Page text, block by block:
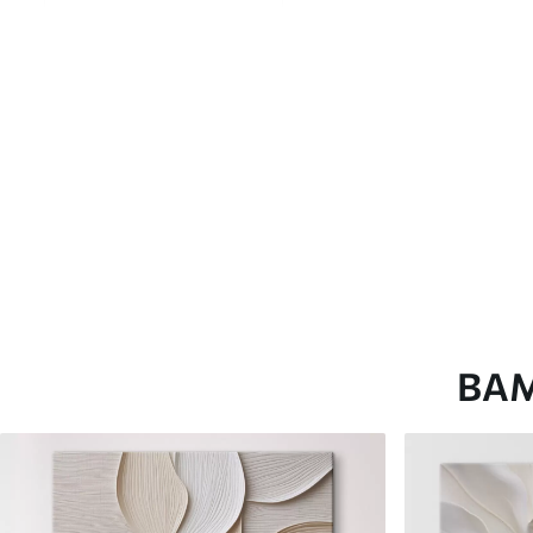
✓ Яскраві, насичені кольори
✓ Стійкість до вицвітання
Безпечне чорнило без запаху
Яскраві, насичені
Стійкість до
Безпечне чорнило